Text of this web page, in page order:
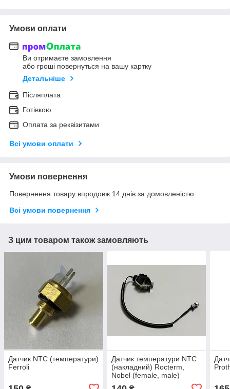
Умови оплати
Ви отримаєте замовлення
або гроші повернуться на вашу картку
Детальніше
Післяплата
Готівкою
Оплата за реквізитами
Всі умови оплати
Умови повернення
Повернення товару впродовж 14 днів за домовленістю
Всі умови повернення
З цим товаром також замовляють
Датчик NTC (температури)
Ferroli
Датчик температури NTC
(накладний) Rocterm,
Nobel (female, male)